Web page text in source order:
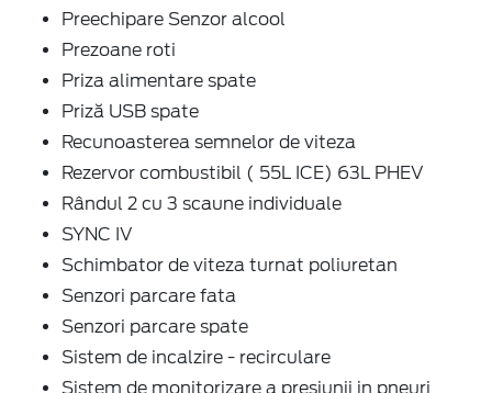
Preechipare Senzor alcool
Prezoane roti
Priza alimentare spate
Priză USB spate
Recunoasterea semnelor de viteza
Rezervor combustibil ( 55L ICE) 63L PHEV
Rândul 2 cu 3 scaune individuale
SYNC IV
Schimbator de viteza turnat poliuretan
Senzori parcare fata
Senzori parcare spate
Sistem de incalzire - recirculare
Sistem de monitorizare a presiunii in pneuri